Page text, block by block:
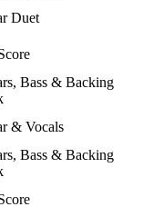
Duet
Bass & Backing
& Vocals
Bass & Backing